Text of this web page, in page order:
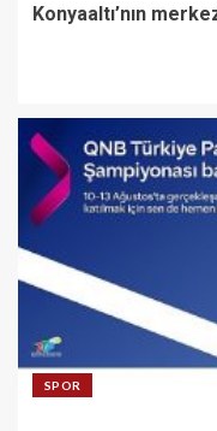
Konyaaltı’nın
SPOR